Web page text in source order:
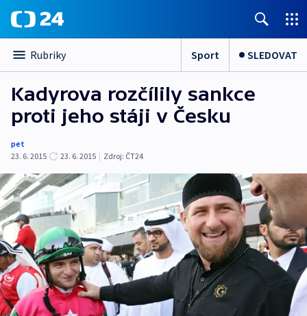
Rubriky Sport SLEDOVAT
Kadyrova rozčílily sankce
proti jeho stáji v Česku
pet
23. 6. 2015
23. 6. 2015 | Zdroj: ČT24